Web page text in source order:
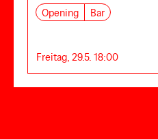
Opening Bar
Freitag, 29.5. 18:00